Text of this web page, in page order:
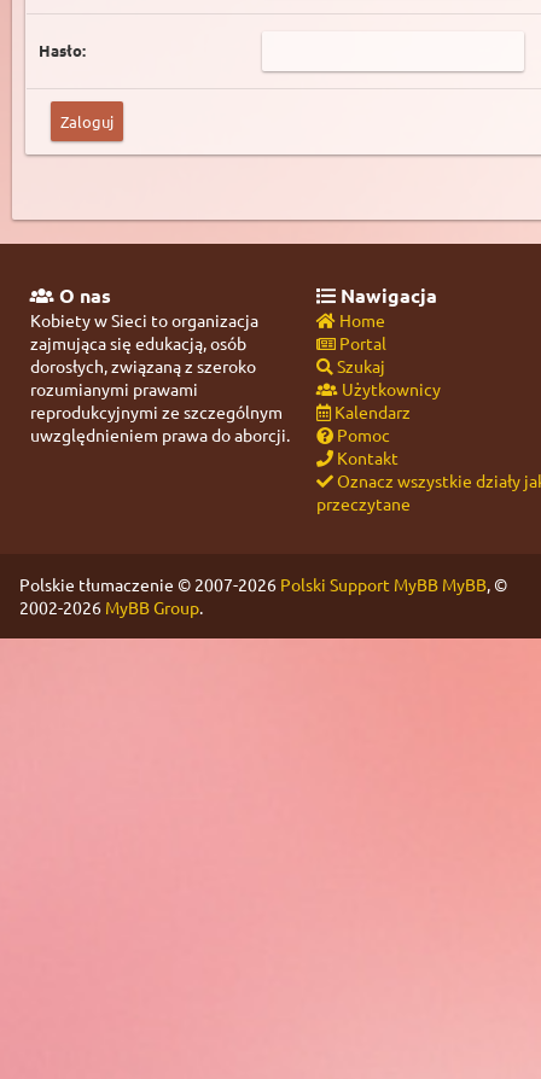
Hasło:
O nas
Kobiety w Sieci to organizacja
zajmująca się edukacją, osób
dorosłych, związaną z szeroko
rozumianymi prawami
reprodukcyjnymi ze szczególnym
uwzględnieniem prawa do aborcji.
Nawigacja
Home
Portal
Szukaj
Użytkownicy
Kalendarz
Pomoc
Kontakt
Oznacz wszystkie działy
przeczytane
Polskie tłumaczenie © 2007-2026 Polski Support MyBB MyBB, ©
2002-2026 MyBB Group.